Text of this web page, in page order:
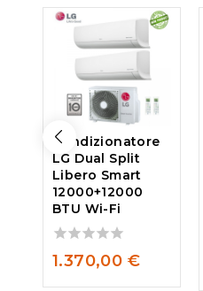
Condizionatore
LG Dual Split
Libero Smart
12000+12000
BTU Wi-Fi
0
1.370,00 €